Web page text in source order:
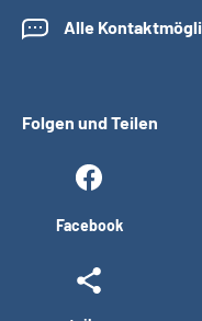
Alle
Folgen und Teilen
Facebook